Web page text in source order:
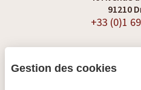
91210
+33 (0)1
Gestion des cookies